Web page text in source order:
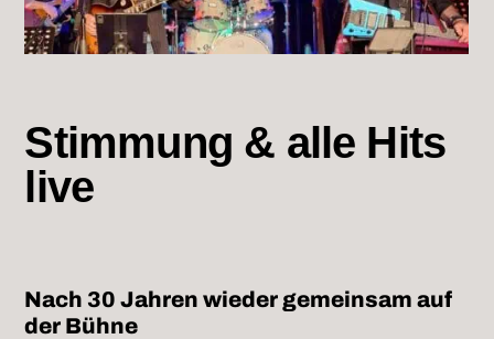
Stimmung & alle Hits
live
Nach 30 Jahren wieder gemeinsam auf
der Bühne